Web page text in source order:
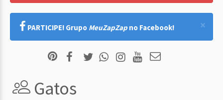
×
PARTICIPE! Grupo MeuZapZap no Facebook!
Gatos